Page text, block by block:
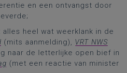
en een ontvangst door
heel wat weerklank in de
(mits aanmelding), VRT NWS
naar de letterlijke open bief in
(met een reactie van minister